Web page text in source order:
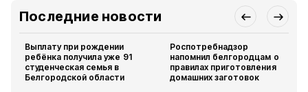
Последние новости
Выплату при рождении
ребёнка получила уже 91
студенческая семья в
Белгородской области
Роспотребнадзор
напомнил белгородцам о
правилах приготовления
домашних заготовок